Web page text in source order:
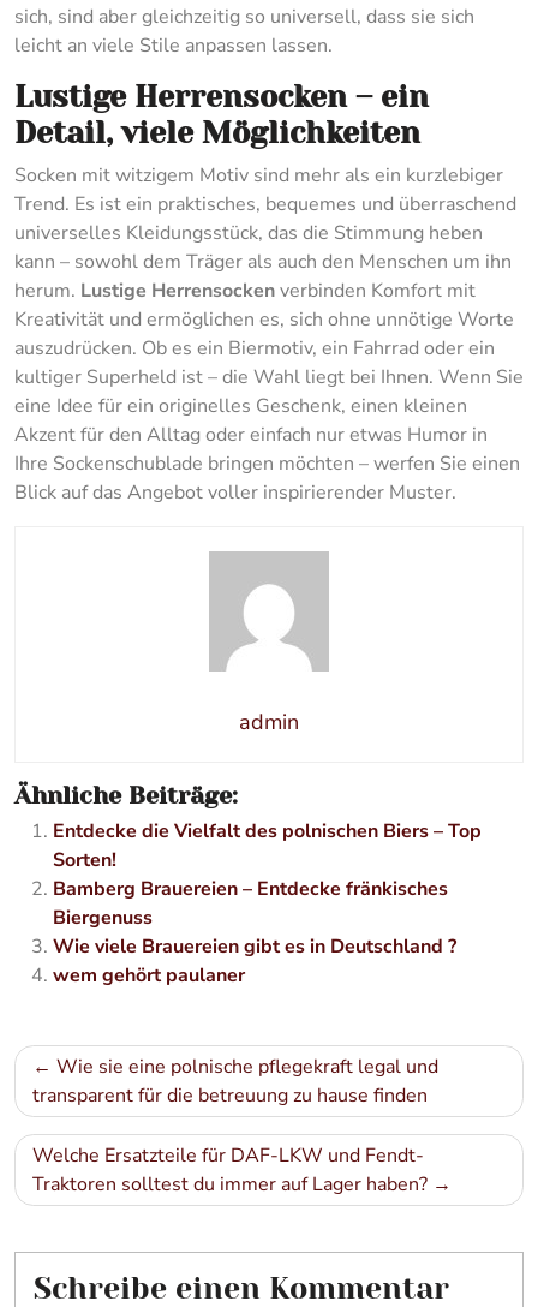
sich, sind aber gleichzeitig so universell, dass sie sich
leicht an viele Stile anpassen lassen.
Lustige Herrensocken – ein
Detail, viele Möglichkeiten
Socken mit witzigem Motiv sind mehr als ein kurzlebiger
Trend. Es ist ein praktisches, bequemes und überraschend
universelles Kleidungsstück, das die Stimmung heben
kann – sowohl dem Träger als auch den Menschen um ihn
herum. Lustige Herrensockenverbinden Komfort mit
Kreativität und ermöglichen es, sich ohne unnötige Worte
auszudrücken. Ob es ein Biermotiv, ein Fahrrad oder ein
kultiger Superheld ist – die Wahl liegt bei Ihnen. Wenn Sie
eine Idee für ein originelles Geschenk, einen kleinen
Akzent für den Alltag oder einfach nur etwas Humor in
Ihre Sockenschublade bringen möchten – werfen Sie einen
Blick auf das Angebot voller inspirierender Muster.
admin
Ähnliche Beiträge:
Entdecke die Vielfalt des polnischen Biers – Top
Sorten!
Bamberg Brauereien – Entdecke fränkisches
Biergenuss
Wie viele Brauereien gibt es in Deutschland ?
wem gehört paulaner
Beitragsnavigation
Wie sie eine polnische pflegekraft legal und
transparent für die betreuung zu hause finden
Welche Ersatzteile für DAF-LKW und Fendt-
Traktoren solltest du immer auf Lager haben?
Schreibe einen Kommentar